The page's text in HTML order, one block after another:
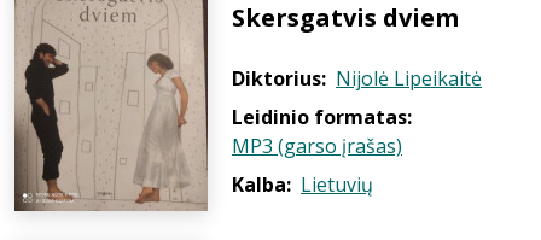
Skersgatvis dviem
Diktorius: Nijolė Lipeikaitė
Leidinio formatas:
MP3 (garso įrašas)
Kalba: Lietuvių